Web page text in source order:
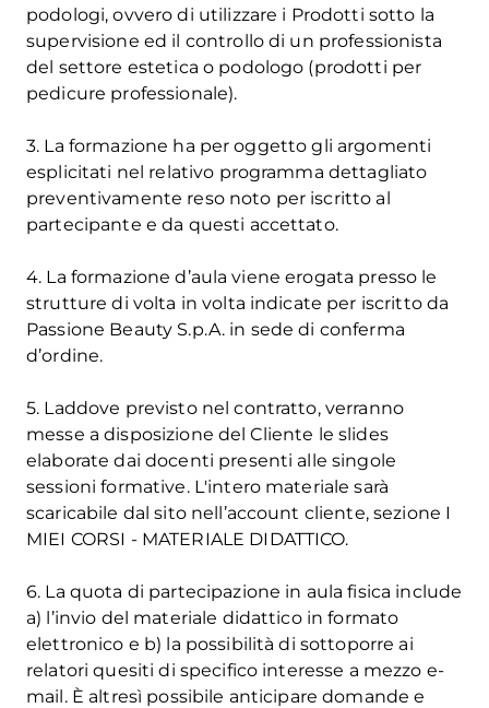
podologi, ovvero di utilizzare i Prodotti sotto la
supervisione ed il controllo di un professionista
del settore estetica o podologo (prodotti per
pedicure professionale).
3. La formazione ha per oggetto gli argomenti
esplicitati nel relativo programma dettagliato
preventivamente reso noto per iscritto al
partecipante e da questi accettato.
4. La formazione d’aula viene erogata presso le
strutture di volta in volta indicate per iscritto da
Passione Beauty S.p.A. in sede di conferma
d’ordine.
5. Laddove previsto nel contratto, verranno
messe a disposizione del Cliente le slides
elaborate dai docenti presenti alle singole
sessioni formative. L'intero materiale sarà
scaricabile dal sito nell’account cliente, sezione I
MIEI CORSI - MATERIALE DIDATTICO.
6. La quota di partecipazione in aula fisica include
a) l’invio del materiale didattico in formato
elettronico e b) la possibilità di sottoporre ai
relatori quesiti di specifico interesse a mezzo e-
mail. È altresì possibile anticipare domande e